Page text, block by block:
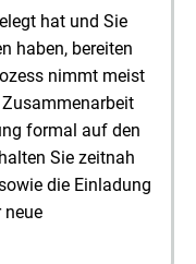
hat und Sie
haben, bereiten
nimmt meist
formal auf den
Sie zeitnah
die Einladung
neue